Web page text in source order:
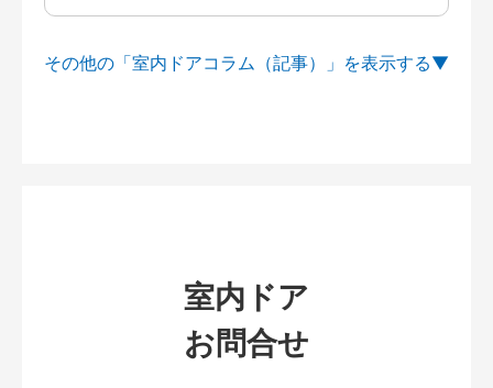
その他の「室内ドアコラム（記事）」を
室内ドア
お問合せ